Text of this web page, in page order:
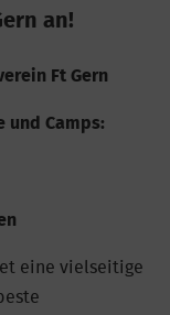
an!
Ft Gern
Camps:
eine vielseitige